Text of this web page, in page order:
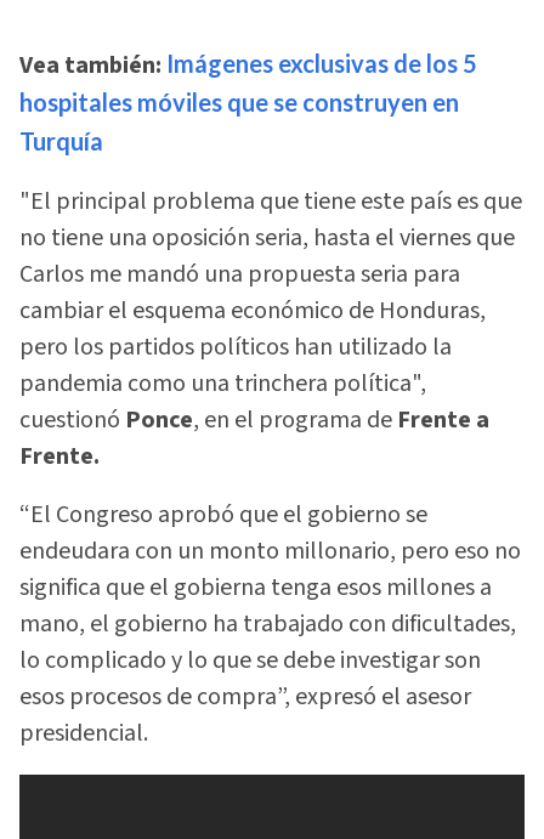
Vea también: Imágenes exclusivas de los 5
hospitales móviles que se construyen en
Turquía
"El principal problema que tiene este país es que
no tiene una oposición seria, hasta el viernes que
Carlos me mandó una propuesta seria para
cambiar el esquema económico de Honduras,
pero los partidos políticos han utilizado la
pandemia como una trinchera política",
cuestionó Ponce, en el programa de Frente a
Frente.
“El Congreso aprobó que el gobierno se
endeudara con un monto millonario, pero eso no
significa que el gobierna tenga esos millones a
mano, el gobierno ha trabajado con dificultades,
lo complicado y lo que se debe investigar son
esos procesos de compra”, expresó el asesor
presidencial.